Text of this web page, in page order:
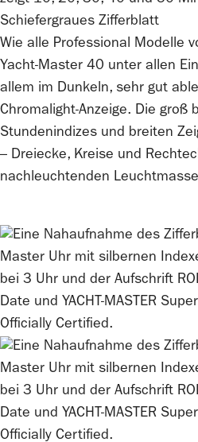
Schiefergraues Zifferblatt
Wie alle Professional Modelle
Yacht-Master 40 unter allen
allem im Dunkeln, sehr gut
Chromalight-Anzeige. Die groß
Stundenindizes und breiten
– Dreiecke, Kreise und
nachleuchtenden